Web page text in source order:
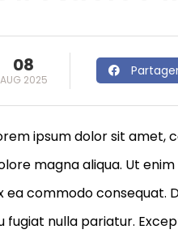
08
AUG 2025
ipsum dolor sit amet,
magna aliqua. Ut
ea commodo consequat.
fugiat nulla pariatur.